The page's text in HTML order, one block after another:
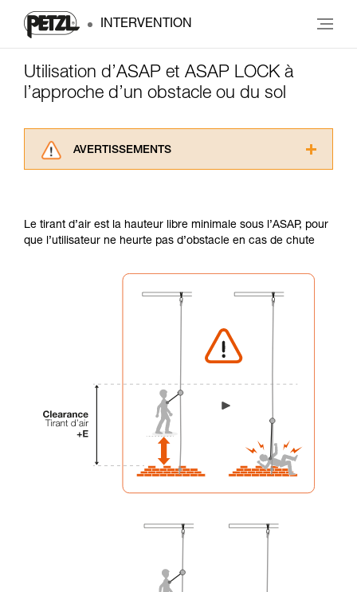
INTERVENTION
Utilisation d’ASAP et ASAP LOCK à
l’approche d’un obstacle ou du sol
AVERTISSEMENTS
informations de la notice technique pour
pouvoir comprendre ce complément
Maîtriser ces techniques nécessite une
formation et un entraînement spécifique. Validez
avec un professionnel votre capacité à refaire
de la reproduire en autonomie.
Nous donnons des exemples de techniques
que nous ne décrivons pas ici.
Le tirant d’air est la hauteur libre minimale sous l’ASAP, pour
que l’utilisateur ne heurte pas d’obstacle en cas de chute